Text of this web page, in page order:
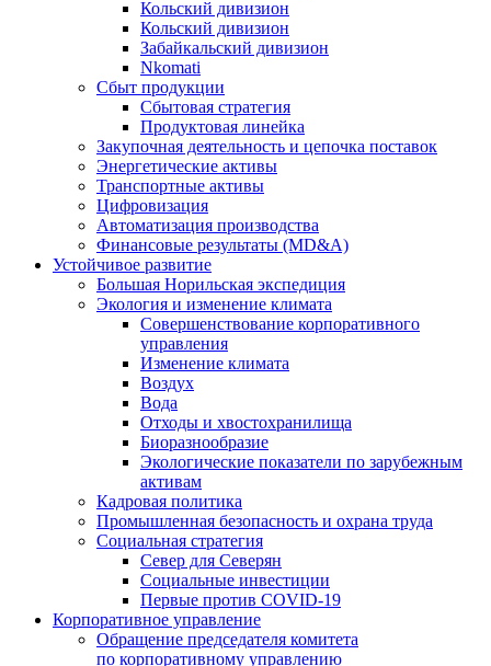
Кольский дивизион
Кольский дивизион
Забайкальский дивизион
Nkomati
Сбыт продукции
Сбытовая стратегия
Продуктовая линейка
Закупочная деятельность и цепочка поставок
Энергетические активы
Транспортные активы
Цифровизация
Автоматизация производства
Финансовые результаты (MD&A)
Устойчивое развитие
Большая Норильская экспедиция
Экология и изменение климата
Совершенствование корпоративного
управления
Изменение климата
Воздух
Вода
Отходы и хвостохранилища
Биоразнообразие
Экологические показатели по зарубежным
активам
Кадровая политика
Промышленная безопасность и охрана труда
Социальная стратегия
Север для Северян
Социальные инвестиции
Первые против COVID‑19
Корпоративное управление
Обращение председателя комитета
по корпоративному управлению